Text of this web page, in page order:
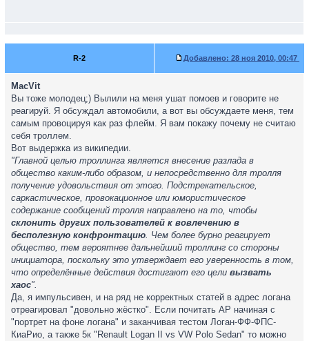
R-2 Добавлено: 28 ноя 2010, 00:47
MacVit
Вы тоже молодец;) Вылили на меня ушат помоев и говорите не
реагируй. Я обсуждал автомобили, а вот вы обсуждаете меня, тем
самым провоцируя как раз флейм. Я вам покажу почему не считаю
себя троллем.
Вот выдержка из википедии.
"Главной целью троллинга является внесение разлада в
общество каким-либо образом, и непосредственно для тролля
получение удовольствия от этого. Подстрекательское,
саркастическое, провокационное или юмористическое
содержание сообщений тролля направлено на то, чтобы
склонить других пользователей к вовлечению в
бесполезную конфронтацию. Чем более бурно реагирует
общество, тем вероятнее дальнейший троллинг со стороны
инициатора, поскольку это утверждает его уверенность в том,
что определённые действия достигают его цели вызвать
хаос".
Да, я импульсивен, и на ряд не корректных статей в адрес логана
отреагировал "довольно жёстко". Если почитать АР начиная с
"портрет на фоне логана" и заканчивая тестом Логан-ФФ-ФПС-
КиаРио, а также 5к "Renault Logan II vs VW Polo Sedan" то можно